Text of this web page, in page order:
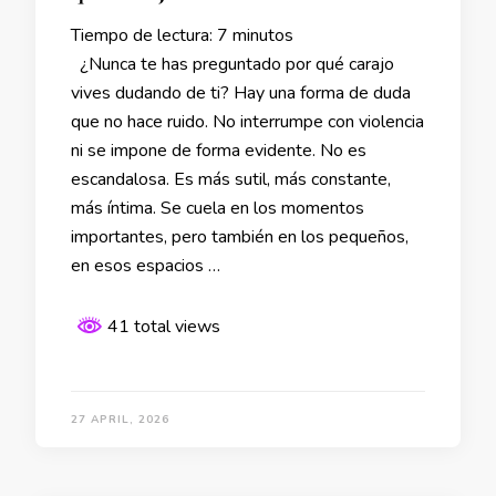
Tiempo de lectura: 7 minutos
¿Nunca te has preguntado por qué carajo
vives dudando de ti? Hay una forma de duda
que no hace ruido. No interrumpe con violencia
ni se impone de forma evidente. No es
escandalosa. Es más sutil, más constante,
más íntima. Se cuela en los momentos
importantes, pero también en los pequeños,
en esos espacios …
41 total views
27 APRIL, 2026